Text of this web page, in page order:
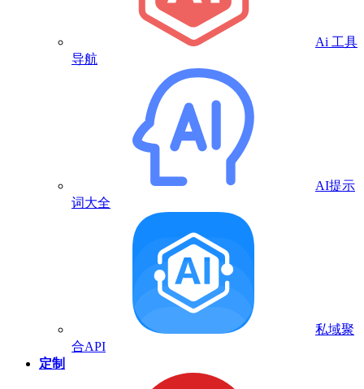
Ai 工具
导航
AI提示
词大全
私域聚
合API
定制